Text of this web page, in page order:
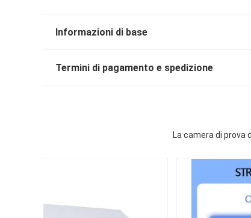
Informazioni di base
Termini di pagamento e spedizione
La camera di prova